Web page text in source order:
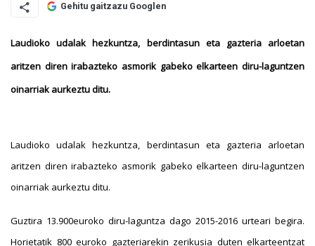
Gehitu gaitzazu Googlen
Laudioko udalak hezkuntza, berdintasun eta gazteria arloetan
aritzen diren irabazteko asmorik gabeko elkarteen diru-laguntzen
oinarriak aurkeztu ditu.
Laudioko udalak hezkuntza, berdintasun eta gazteria arloetan
aritzen diren irabazteko asmorik gabeko elkarteen diru-laguntzen
oinarriak aurkeztu ditu.
Guztira 13.900euroko diru-laguntza dago 2015-2016 urteari begira.
Horietatik 800 euroko gazteriarekin zerikusia duten elkarteentzat